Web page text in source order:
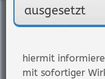
ausgesetzt
hiermit
mit sofortiger